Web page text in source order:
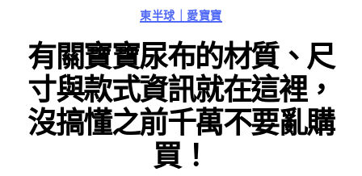
分
類
東半球｜愛寶寶
有關寶寶尿布的材質、尺
寸與款式資訊就在這裡，
沒搞懂之前千萬不要亂購
買！